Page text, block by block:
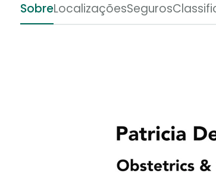
SobreLocalizaçõesSeguros